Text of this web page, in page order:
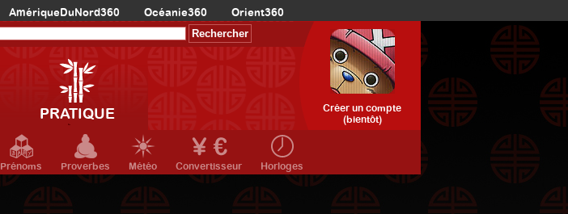
AmériqueDuNord360 Océanie360 Orient360
PRATIQUE
Créer un compte
(bientôt)
Prénoms Proverbes Météo Convertisseur Horloges